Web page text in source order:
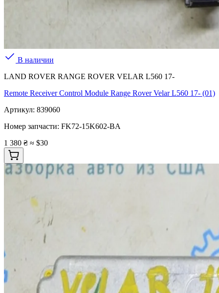
В наличии
LAND ROVER RANGE ROVER VELAR L560 17-
Remote Receiver Control Module Range Rover Velar L560 17- (01)
Артикул: 839060
Номер запчасти: FK72-15K602-BA
1 380 ₴ ≈ $30